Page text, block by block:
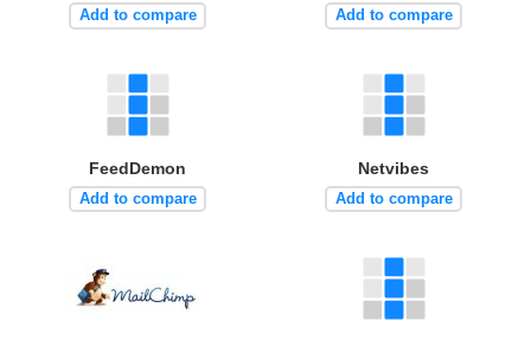
Add to compare Add to compare
FeedDemon
Add to compare
Netvibes
Add to compare